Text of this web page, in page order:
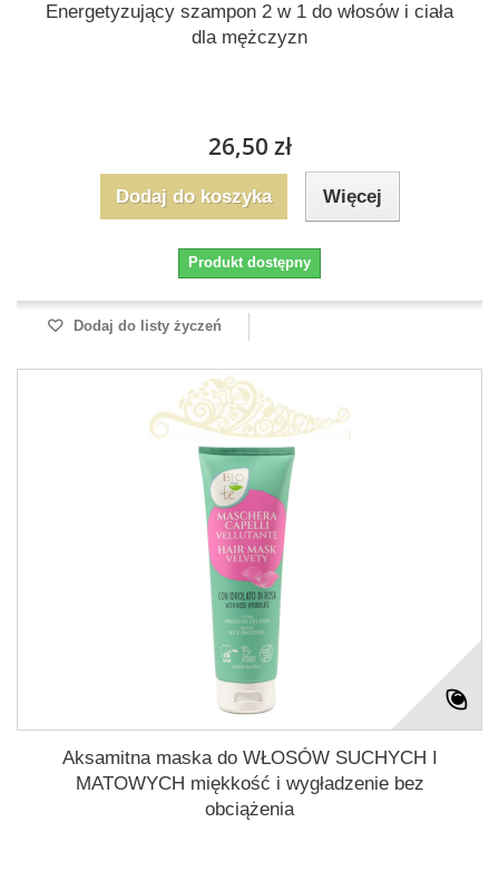
Energetyzujący szampon 2 w 1 do włosów i ciała
dla mężczyzn
26,50 zł
Dodaj do koszyka Więcej
Produkt dostępny
Dodaj do listy życzeń
Aksamitna maska do WŁOSÓW SUCHYCH I
MATOWYCH miękkość i wygładzenie bez
obciążenia